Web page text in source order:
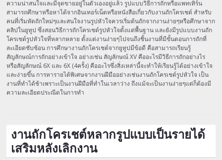
ความน่าสนใจและมีจุดขายอยู่ในตัวเองอยู่แล้ว รูปแบบวิธีการถักหรือแพทเทิร์น
สามารถศึกษาหรือหาได้จากอินเทอร์เน็ตหรือหนังสือเกี่ยวกับงานถักโครเชต์ สำหรับ
คนที่เริ่มหัดถักใหม่ๆและสนใจงานรูปหัวใจควรเริ่มต้นถักจากงานง่ายๆหรือศึกษาจาก
คลิปในยูทูป ซึ่งสอนวิธีการถักโครเชต์รูปหัวใจตั้งแต่พื้นฐาน และยังมีรูปแบบงานถัก
โครเชต์รูปหัวใจที่หลากหลาย ตั้งแต่งานง่ายๆไปจนถึงชิ้นงานที่มีขั้นตอนการถักที่
ละเอียดซับซ้อน การศึกษางานถักโครเชต์จากยูทูปมีข้อดี คือสามารถเรียนรู้
สัญลักษณ์การถักอย่างเข้าใจ อย่างเช่น สัญลักษณ์ XV คืออะไรมีวิธีการถักอย่างไร
หรือสัญลักษณ์ 6X และ 6X (4ครั้ง) คืออะไรซึ่งสิ่งเหล่านี้จะทำให้เรียนรู้ได้อย่างเข้าใจ
และง่ายขึ้น การหารายได้พิเศษจากงานฝีมืออย่างเช่นงานถักโครเชต์รูปหัวใจ เป็น
งานที่ทำได้ช้าเพราะเป็นงานฝีมือที่ทำในเวลาว่าง ถึงแม้จะเป็นงานง่ายๆแต่ก็ต้องมี
ความละเอียดประณีตในการทำ
งานถักโครเชต์หลากรูปแบบเป็นรายได้
เสริมหลังเลิกงาน